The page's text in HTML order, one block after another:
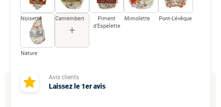
Avis clients
Laissez le 1er avis
Noisette Camembert
Piment
d'Espelette
Mimolette Pont-L'évêque
Nature
+